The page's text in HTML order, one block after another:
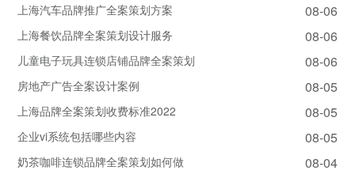
上海汽车品牌推广全案策划方案 08-06
上海餐饮品牌全案策划设计服务 08-06
儿童电子玩具连锁店铺品牌全案策划 08-06
房地产广告全案设计案例 08-05
上海品牌全案策划收费标准2022 08-05
企业vi系统包括哪些内容 08-05
奶茶咖啡连锁品牌全案策划如何做 08-04